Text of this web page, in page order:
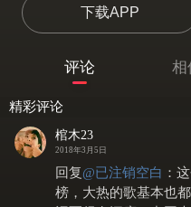
All these
所有的
当你像
You must stop and
一定要停下来仔细想一
下载APP
评论 相
精彩评论
棺木23
2018年3月5日
回复@已注销空白 ：
榜，大热的歌基本也